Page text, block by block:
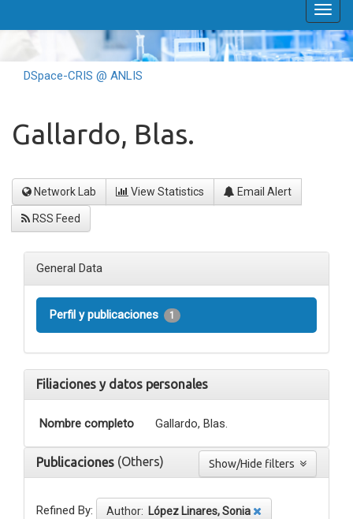
DSpace-CRIS @ ANLIS
Gallardo, Blas.
Network Lab View Statistics Email Alert
RSS Feed
General Data
Perfil y publicaciones 1
Filiaciones y datos personales
Nombre completo Gallardo, Blas.
Publicaciones (Others)
Refined By: Author: López Linares, Sonia